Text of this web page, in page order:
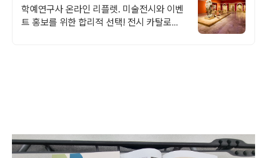
시작
학예연구사 온라인 리플렛. 미술전시와 이벤
트 홍보를 위한 합리적 선택! 전시 카탈로그.